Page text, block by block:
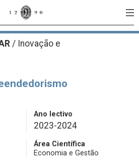
/ Inovação e
Ano lectivo
2023-2024
Área Científica
Economia e Gestão